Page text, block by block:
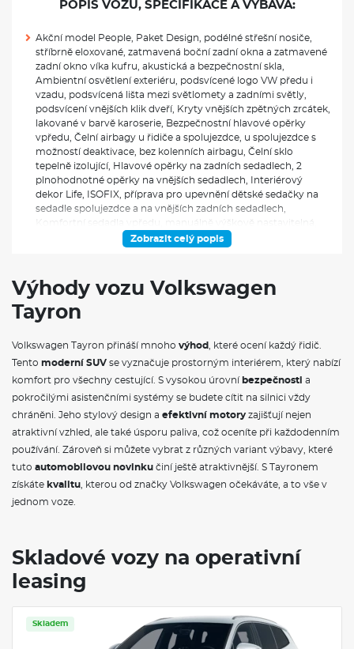
POPIS VOZU, SPECIFIKACE A VÝBAVA:
Akční model People, Paket Design, podélné střešní nosiče,
stříbrně eloxované, zatmavená boční zadní okna a zatmavené
zadní okno víka kufru, akustická a bezpečnostní skla,
Ambientní osvětlení exteriéru, podsvícené logo VW předu i
vzadu, podsvícená lišta mezi světlomety a zadními světly,
podsvícení vnějších klik dveří, Kryty vnějších zpětných zrcátek,
lakované v barvě karoserie, Bezpečnostní hlavové opěrky
vpředu, Čelní airbagy u řidiče a spolujezdce, u spolujezdce s
možností deaktivace, bez kolenních airbagu, Čelní sklo
tepelně izolující, Hlavové opěrky na zadních sedadlech, 2
plnohodnotné opěrky na vnějších sedadlech, Interiérový
dekor Life, ISOFIX, příprava pro upevnění dětské sedačky na
sedadle spolujezdce a na vnějších zadních sedadlech,
Komfortní sedadla vpředu, manuálně výškově nastavitelná,
pneumaticky nastavitelné bederní opěrky vpředu, Loketní
Tříbodové bezpečnostní pásy, vpředu a vzadu, vpředu s
výškovým nastavením a předepínači, signalizace nezapnutých
bezpečnostních pásů (grafická a akustická), Vnitřní zpětné
zrcátko, s automatickou clonou, 12V zásuvka vpředu, 12V
Adaptivní tempomat ACC, automatická regulace bezpečného
odstupu od vpředu jedoucího vozidel, s prediktivní regulací
rychlosti a omezovačem rychlosti, s funkcí "stop & go",
Ambientní osvětlení interiéru, výběr z 10 barev, Asistent
3zónová, automatická regulace, nastavení teploty oddělené
pro řidiče, spolujezdce a pasažéry vzadu, senzor kvality
vnějšího vzduchu s automatickým přepnutím na vnitřní
cirkulaci, Bezpečnostní systém rozpoznávání chodců, Boční
airbagy vpředu a vzadu, s hlavovými airbagy vpředu, se
Elektromechanická parkovací brzda, s funkcí Auto Hold,
Cross Traffic Alert, asistent vjezdu do křižovatky, Keyless Start,
bezklíčové startování pomocí tlačítka, Lane Assist, asistent
pro udržování vozu v jízdním pruhu, LED světlomety Plus,
LED světlomety se dvěma světelnými moduly, LED
podsvícená lišta mezi světlomety, Light Assist, automatické
přepínání dálkových a potkávacích světel, dynamická
regulace dosahu světlometů s funkcí přisvěcování do zatáček,
Zobrazit celý popis
Výhody vozu Volkswagen
Tayron
Volkswagen Tayron přináší mnoho výhod
, které ocení každý řidič.
Tento moderní SUV se vyznačuje prostorným interiérem, který nabízí
komfort pro všechny cestující. S vysokou úrovní bezpečnosti a
pokročilými asistenčními systémy se budete cítit na silnici vždy
chráněni. Jeho stylový design a efektivní motory zajišťují nejen
atraktivní vzhled, ale také úsporu paliva, což oceníte při každodenním
používání. Zároveň si můžete vybrat z různých variant výbavy, které
tuto automobilovou novinku činí ještě atraktivnější. S Tayronem
získáte kvalitu , kterou od značky Volkswagen očekáváte, a to vše v
jednom voze.
Skladové vozy na operativní
leasing
Skladem